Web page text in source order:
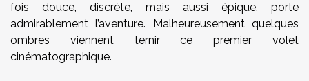
fois douce, discrète, mais aussi épique, porte
admirablement l’aventure. Malheureusement quelques
ombres viennent ternir ce premier volet
cinématographique.